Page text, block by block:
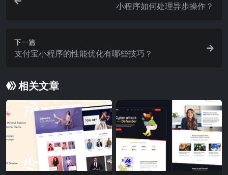
小程序如何处理异步操作？
下一篇
支付宝小程序的性能优化有哪些技巧？
相关文章